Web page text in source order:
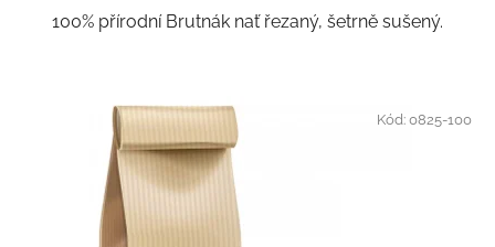
100% přírodní Brutnák nať řezaný, šetrně sušený.
Kód:0825-100